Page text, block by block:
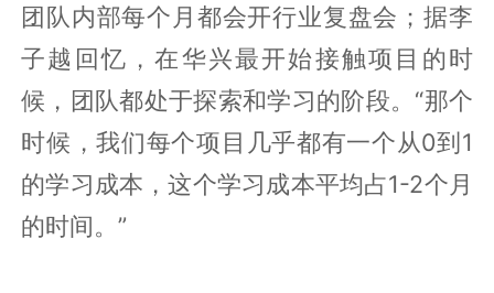
团队内部每个月都会开行业复盘会；据李
子越回忆，在华兴最开始接触项目的时
候，团队都处于探索和学习的阶段。“那个
时候，我们每个项目几乎都有一个从0到1
的学习成本，这个学习成本平均占1-2个月
的时间。”